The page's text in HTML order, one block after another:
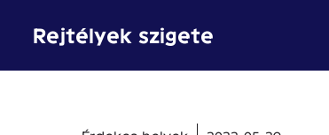
Rejtélyek szigete